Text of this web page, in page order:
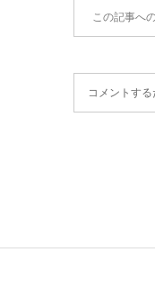
この記事へ
コメントする